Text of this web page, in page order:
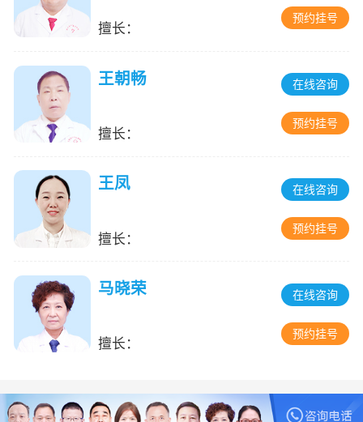
擅长：
预约挂号
王朝畅
擅长：
在线咨询
预约挂号
王凤
擅长：
在线咨询
预约挂号
马晓荣
擅长：
在线咨询
预约挂号